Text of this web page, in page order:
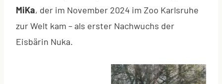
MiKa, der im November 2024 im Zoo Karlsruhe
zur Welt kam – als erster Nachwuchs der
Eisbärin Nuka.